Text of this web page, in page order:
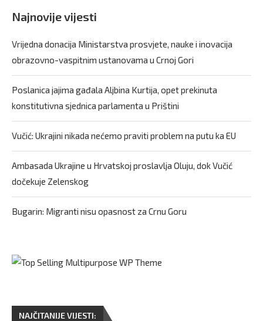
Najnovije vijesti
Vrijedna donacija Ministarstva prosvjete, nauke i inovacija
obrazovno-vaspitnim ustanovama u Crnoj Gori
Poslanica jajima gađala Aljbina Kurtija, opet prekinuta
konstitutivna sjednica parlamenta u Prištini
Vučić: Ukrajini nikada nećemo praviti problem na putu ka EU
Ambasada Ukrajine u Hrvatskoj proslavlja Oluju, dok Vučić
dočekuje Zelenskog
Bugarin: Migranti nisu opasnost za Crnu Goru
NAJČITANIJE VIJESTI: